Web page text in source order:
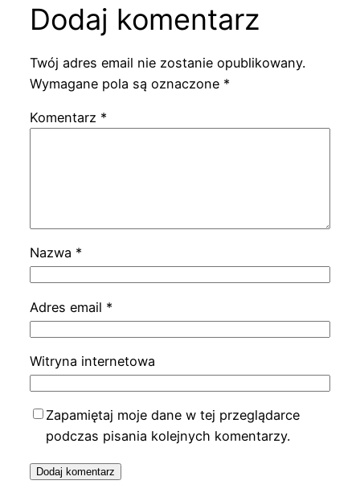
Dodaj komentarz
Twój adres email nie zostanie opublikowany.
Wymagane pola są oznaczone *
Komentarz *
Nazwa *
Adres email *
Witryna internetowa
Zapamiętaj moje dane w tej przeglądarce
podczas pisania kolejnych komentarzy.